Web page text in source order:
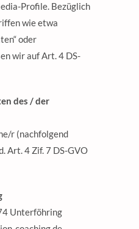
Profile. Bezüglich
wie etwa
oder
wir auf Art. 4 DS-
des / der
r (nachfolgend
Art. 4 Zif. 7 DS-GVO
Unterföhring